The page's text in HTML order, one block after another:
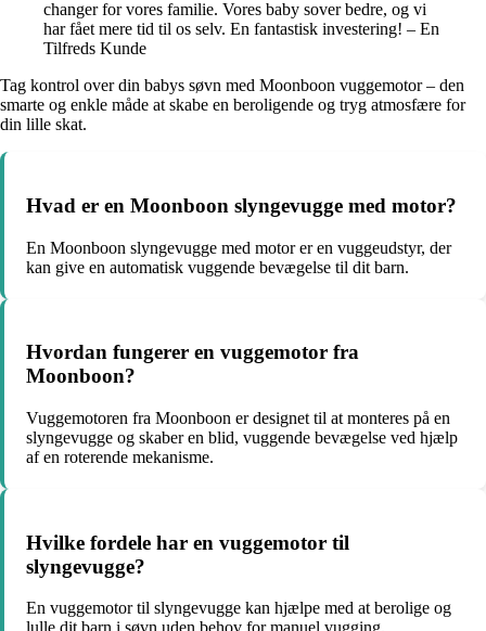
changer for vores familie. Vores baby sover bedre, og vi
har fået mere tid til os selv. En fantastisk investering! – En
Tilfreds Kunde
Tag kontrol over din babys søvn med Moonboon vuggemotor – den
smarte og enkle måde at skabe en beroligende og tryg atmosfære for
din lille skat.
Hvad er en Moonboon slyngevugge med motor?
En Moonboon slyngevugge med motor er en vuggeudstyr, der
kan give en automatisk vuggende bevægelse til dit barn.
Hvordan fungerer en vuggemotor fra
Moonboon?
Vuggemotoren fra Moonboon er designet til at monteres på en
slyngevugge og skaber en blid, vuggende bevægelse ved hjælp
af en roterende mekanisme.
Hvilke fordele har en vuggemotor til
slyngevugge?
En vuggemotor til slyngevugge kan hjælpe med at berolige og